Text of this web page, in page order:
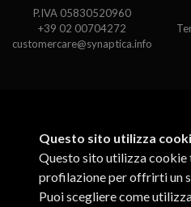
P.IVA 05830520960
+39 02 00704272
customercare@synaptica.info
Questo sito utilizza
Questo sito utilizza cookie
profilazione per offrirti un
Puoi scegliere come